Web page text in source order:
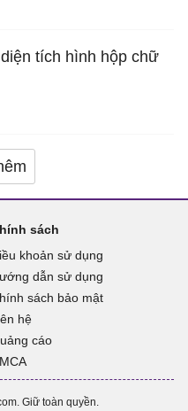
tích hình hộp chữ
sách
khoản sử dụng
dẫn sử dụng
sách bảo mật
hệ
cáo
Giữ toàn quyền.